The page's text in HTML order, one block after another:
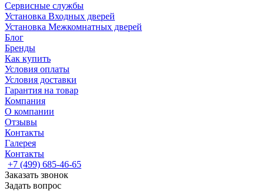
Сервисные службы
Установка Входных дверей
Установка Межкомнатных дверей
Блог
Бренды
Как купить
Условия оплаты
Условия доставки
Гарантия на товар
Компания
О компании
Отзывы
Контакты
Галерея
Контакты
+7 (499) 685-46-65
Заказать звонок
Задать вопрос